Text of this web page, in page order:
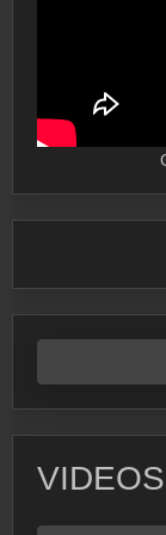
VIDEOS